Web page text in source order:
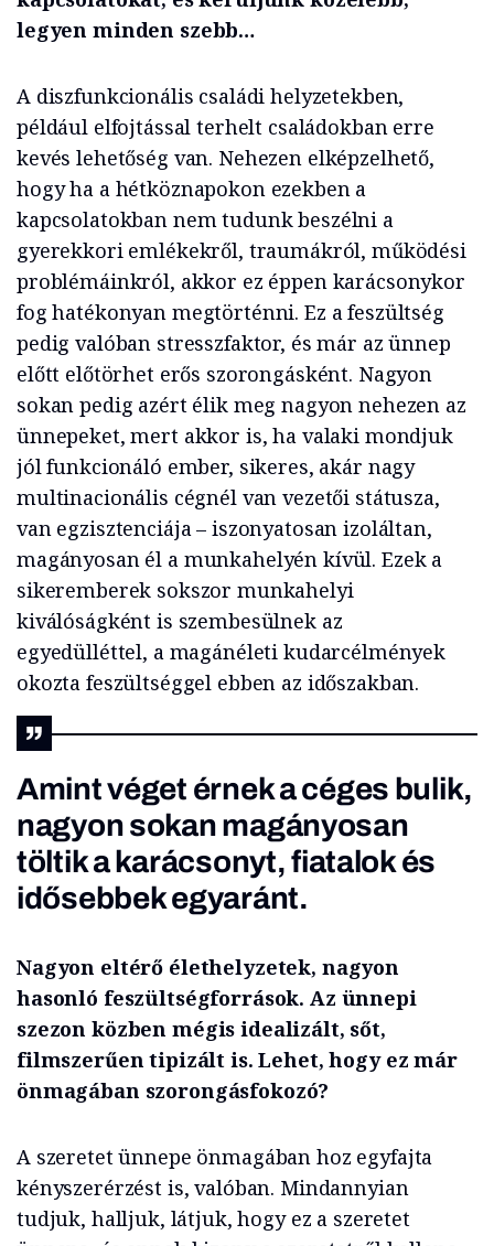
legyen minden szebb…
A diszfunkcionális családi helyzetekben,
például elfojtással terhelt családokban erre
kevés lehetőség van. Nehezen elképzelhető,
hogy ha a hétköznapokon ezekben a
kapcsolatokban nem tudunk beszélni a
gyerekkori emlékekről, traumákról, működési
problémáinkról, akkor ez éppen karácsonykor
fog hatékonyan megtörténni. Ez a feszültség
pedig valóban stresszfaktor, és már az ünnep
előtt előtörhet erős szorongásként. Nagyon
sokan pedig azért élik meg nagyon nehezen az
ünnepeket, mert akkor is, ha valaki mondjuk
jól funkcionáló ember, sikeres, akár nagy
multinacionális cégnél van vezetői státusza,
van egzisztenciája – iszonyatosan izoláltan,
magányosan él a munkahelyén kívül. Ezek a
sikeremberek sokszor munkahelyi
kiválóságként is szembesülnek az
egyedülléttel, a magánéleti kudarcélmények
okozta feszültséggel ebben az időszakban.
Amint véget érnek a céges bulik,
nagyon sokan magányosan
töltik a karácsonyt, fiatalok és
idősebbek egyaránt.
Nagyon eltérő élethelyzetek, nagyon
hasonló feszültségforrások. Az ünnepi
szezon közben mégis idealizált, sőt,
filmszerűen tipizált is. Lehet, hogy ez már
önmagában szorongásfokozó?
A szeretet ünnepe önmagában hoz egyfajta
kényszerérzést is, valóban. Mindannyian
tudjuk, halljuk, látjuk, hogy ez a szeretet